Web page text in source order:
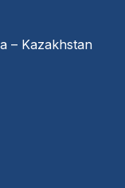
– Kazakhstan